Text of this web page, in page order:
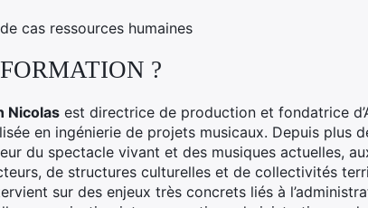
cas ressources humaines
?
Nicolas est directrice de production et fondatrice
en ingénierie de projets musicaux. Depuis plus
du spectacle vivant et des musiques actuelles,
de structures culturelles et de collectivités
sur des enjeux très concrets liés à